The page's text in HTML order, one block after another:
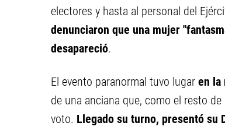
electores y hasta al personal del
denunciaron que una mujer
desapareció.
El evento paranormal tuvo lugar en la
de una anciana que, como el resto
voto. Llegado su turno, presentó su